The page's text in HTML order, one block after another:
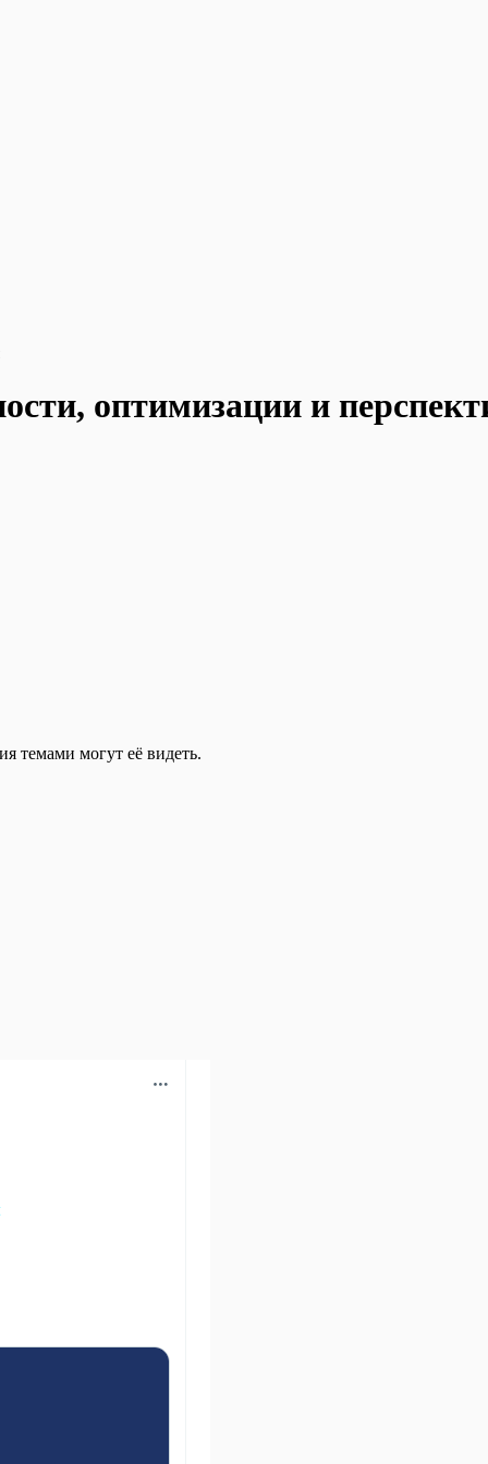
оптимизации и
темами могут её видеть.